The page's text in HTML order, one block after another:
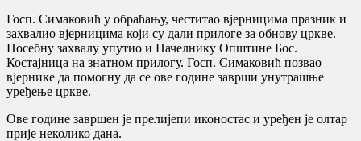
Госп. Симаковић у обраћању, честитао вјерницима празник и
захвалио вјерницима који су дали прилоге за обнову цркве.
Посебну захвалу упутио и Начелнику Општине Бос.
Костајница на знатном прилогу. Госп. Симаковић позвао
вјернике да помогну да се ове године заврши унутрашње
уређење цркве.
Ове године завршен је прелијепи иконостас и уређен је олтар
прије неколико дана.